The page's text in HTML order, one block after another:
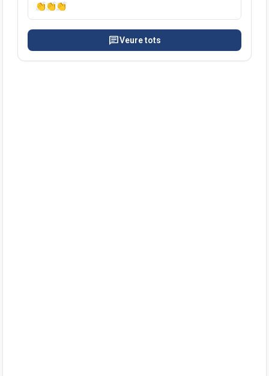
👏👏👏
chatVeure tots